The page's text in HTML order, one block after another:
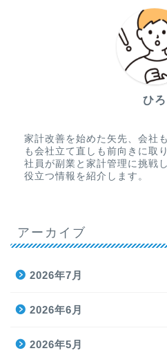
ひろ
家計改善を始めた矢先、会社
も会社立て直しも前向きに取
社員が副業と家計管理に挑戦
役立つ情報を紹介します。
アーカイブ
2026年7月
2026年6月
2026年5月